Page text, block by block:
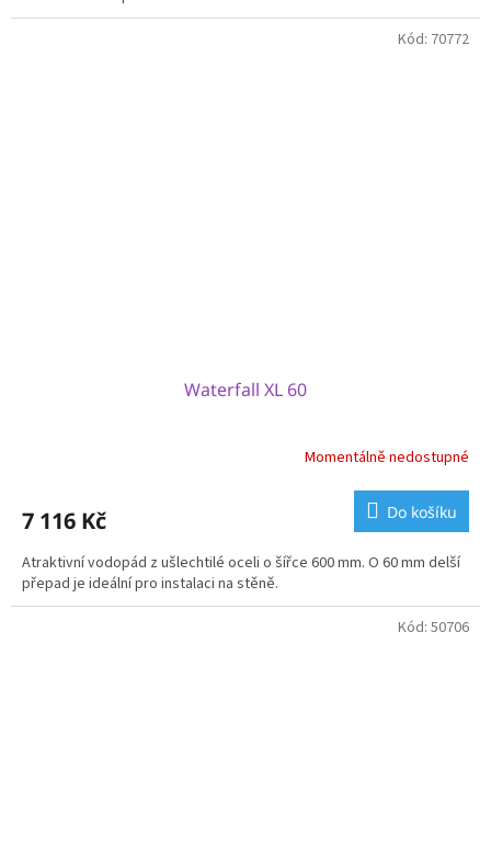
Waterfall XL 60
Momentálně nedostupné
7 116 Kč Do košíku
Atraktivní vodopád z ušlechtilé oceli o šířce 600 mm. O 60 mm delší
přepad je ideální pro instalaci na stěně.
Kód: 70772
Kód: 50706